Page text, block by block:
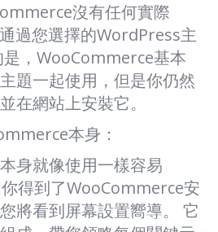
沒有任何實際
過您選擇的WordPress主
，WooCommerce基本
題一起使用，但是你仍然
在網站上安裝它。
本身：
身就像使用一樣容易
得到了WooCommerce安
將看到屏幕設置嚮導。 它